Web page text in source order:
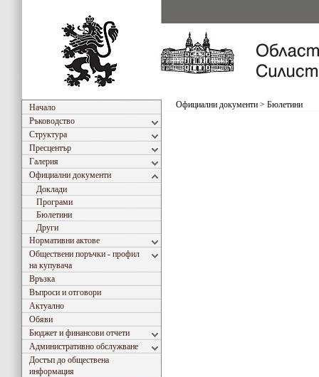
Начало
Ръководство
Структура
Пресцентър
Галерия
Официални документи
Доклади
Програми
Бюлетини
Други
Нормативни актове
Обществени поръчки - профил
на купувача
Връзка
Въпроси и отговори
Актуално
Обяви
Бюджет и финансови отчети
Административно обслужване
Достъп до обществена
информация
Официални документи > Бюлетини